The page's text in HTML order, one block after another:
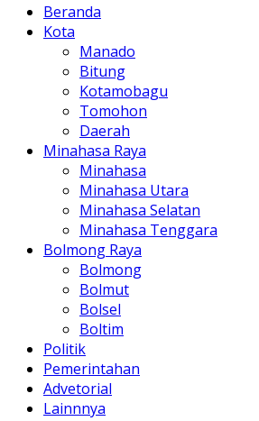
Beranda
Kota
Manado
Bitung
Kotamobagu
Tomohon
Daerah
Minahasa Raya
Minahasa
Minahasa Utara
Minahasa Selatan
Minahasa Tenggara
Bolmong Raya
Bolmong
Bolmut
Bolsel
Boltim
Politik
Pemerintahan
Advetorial
Lainnnya